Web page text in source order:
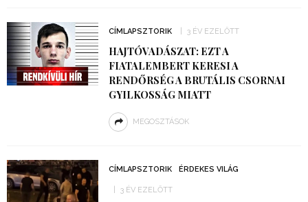
CÍMLAPSZTORIK 3 ÉV EZELŐTT
HAJTÓVADÁSZAT: EZT A
FIATALEMBERT KERESI A
RENDŐRSÉG A BRUTÁLIS CSORNAI
GYILKOSSÁG MIATT
MEGOSZTÁSOK
CÍMLAPSZTORIK ÉRDEKES VILÁG
3 ÉV EZELŐTT